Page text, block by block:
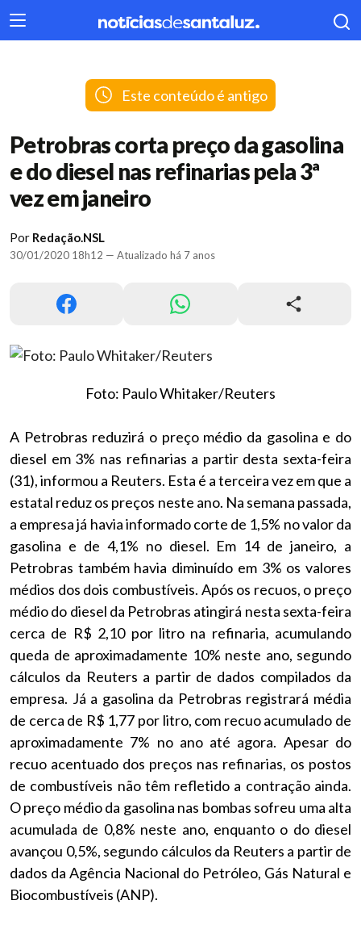
404
Este conteúdo é antigo
Petrobras corta preço da gasolina
e do diesel nas refinarias pela 3ª
vez em janeiro
Por Redação.NSL
30/01/2020 18h12 — Atualizado há 7 anos
Foto: Paulo Whitaker/Reuters
A Petrobras reduzirá o preço médio da gasolina e do
diesel em 3% nas refinarias a partir desta sexta-feira
(31), informou a Reuters. Esta é a terceira vez em que a
estatal reduz os preços neste ano. Na semana passada,
a empresa já havia informado corte de 1,5% no valor da
gasolina e de 4,1% no diesel. Em 14 de janeiro, a
Petrobras também havia diminuído em 3% os valores
médios dos dois combustíveis. Após os recuos, o preço
médio do diesel da Petrobras atingirá nesta sexta-feira
cerca de R$ 2,10 por litro na refinaria, acumulando
queda de aproximadamente 10% neste ano, segundo
cálculos da Reuters a partir de dados compilados da
empresa. Já a gasolina da Petrobras registrará média
de cerca de R$ 1,77 por litro, com recuo acumulado de
aproximadamente 7% no ano até agora. Apesar do
recuo acentuado dos preços nas refinarias, os postos
de combustíveis não têm refletido a contração ainda.
O preço médio da gasolina nas bombas sofreu uma alta
acumulada de 0,8% neste ano, enquanto o do diesel
avançou 0,5%, segundo cálculos da Reuters a partir de
dados da Agência Nacional do Petróleo, Gás Natural e
Biocombustíveis (ANP).